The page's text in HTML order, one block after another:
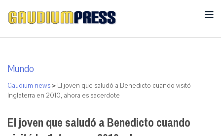
Mundo
Gaudium news > El joven que saludó a Benedicto cuando visitó
Inglaterra en 2010, ahora es sacerdote
El joven que saludó a Benedicto cuando